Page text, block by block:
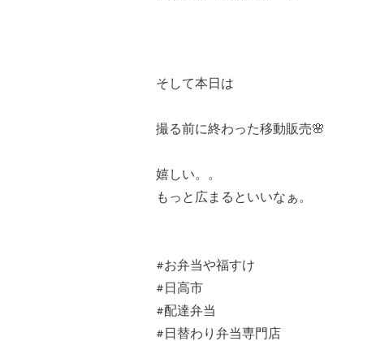
そして本日は
撮る前に終わった移動販売🌸
嬉しい。。
もっと広まるといいなぁ。
#お弁当や福すけ
#日高市
#配達弁当
#日替わり弁当専門店